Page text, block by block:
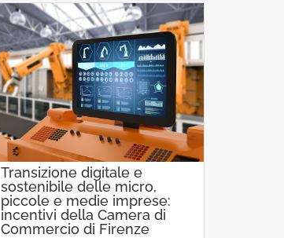
Transizione digitale e
sostenibile delle micro,
piccole e medie imprese:
incentivi della Camera di
Commercio di Firenze